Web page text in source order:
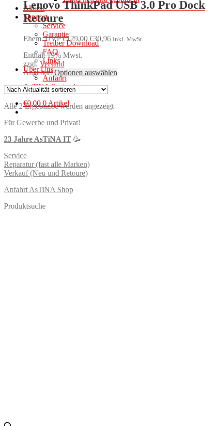
Aktion
Support
Service
Garantie
Treiber Download
FAQ
Links
Über Uns
Anfahrt
AsTiNA Systemhaus
€0,00 0 Artikel
Lenovo ThinkPad USB 3.0 Pro Dock
Retoure
Ehem. UVP €129,00 Ursprünglicher
Preis
€30,96Aktueller
inkl. MwSt.
Enthält 19% Mwst.
zzgl. Versand
Angebot! Optionen auswählen
Alle 2 Ergebnisse werden angezeigtNach
Für Gewerbe und Privat!
23 Jahre AsTiNA IT 🥳
Service
Reparatur (fast alle Marken)
Verkauf (Neu und Retoure)
Anfahrt AsTiNA Shop
Produktsuche